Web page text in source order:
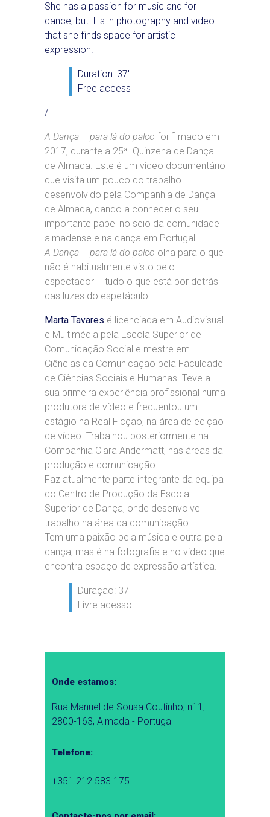
She has a passion for music and for
dance, but it is in photography and video
that she finds space for artistic
expression.
Duration: 37′
Free access
/
A Dança – para lá do palco foi filmado em
2017, durante a 25ª. Quinzena de Dança
de Almada. Este é um vídeo documentário
que visita um pouco do trabalho
desenvolvido pela Companhia de Dança
de Almada, dando a conhecer o seu
importante papel no seio da comunidade
almadense e na dança em Portugal.
A Dança – para lá do palco olha para o que
não é habitualmente visto pelo
espectador – tudo o que está por detrás
das luzes do espetáculo.
Marta Tavares é licenciada em Audiovisual
e Multimédia pela Escola Superior de
Comunicação Social e mestre em
Ciências da Comunicação pela Faculdade
de Ciências Sociais e Humanas. Teve a
sua primeira experiência profissional numa
produtora de vídeo e frequentou um
estágio na Real Ficção, na área de edição
de vídeo. Trabalhou posteriormente na
Companhia Clara Andermatt, nas áreas da
produção e comunicação.
Faz atualmente parte integrante da equipa
do Centro de Produção da Escola
Superior de Dança, onde desenvolve
trabalho na área da comunicação.
Tem uma paixão pela música e outra pela
dança, mas é na fotografia e no vídeo que
encontra espaço de expressão artística.
Duração: 37′
Livre acesso
Onde estamos:
Rua Manuel de Sousa Coutinho, n11,
2800-163, Almada - Portugal
Telefone:
+351 212 583 175